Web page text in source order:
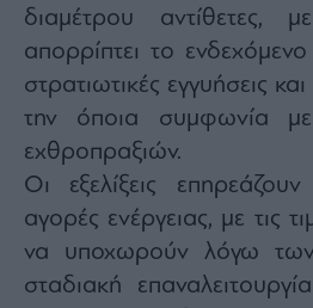
διαμέτρου
απορρίπτει το
στρατιωτικές εγγυήσεις
την όποια συμφωνία
εχθροπραξιών.
Οι εξελίξεις
αγορές ενέργειας, με τις
να υποχωρούν λόγω
σταδιακή